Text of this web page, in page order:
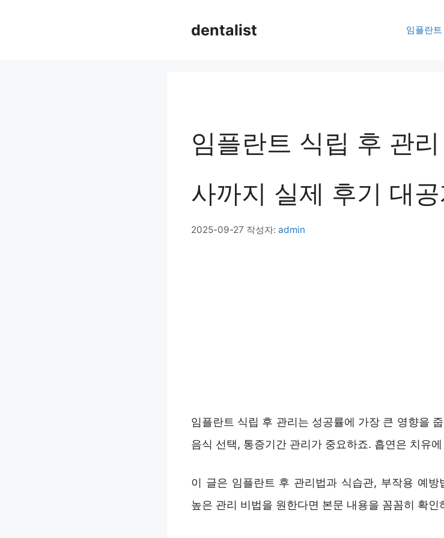
dentalist 임플란트
임플란트 식립 후 관
사까지 실제 후기 대공
2025-09-27 작성자: admin
임플란트 식립 후 관리는 성공률에 가장 큰 영향을
음식 선택, 통증기간 관리가 중요하죠. 흡연은 치유
이 글은 임플란트 후 관리법과 식습관, 부작용 예방
높은 관리 비법을 원한다면 본문 내용을 꼼꼼히 확인